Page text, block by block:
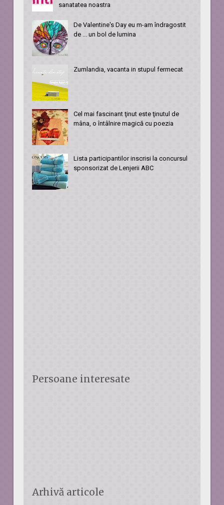
sanatatea noastra
De Valentine's Day eu m-am îndragostit
de ... un bol de lumina
Zumlandia, vacanta in stupul fermecat
Cel mai fascinant ţinut este ţinutul de
mâna, o întâlnire magică cu poezia
Lista participantilor inscrisi la concursul
sponsorizat de Lenjerii ABC
Persoane interesate
Arhivă articole